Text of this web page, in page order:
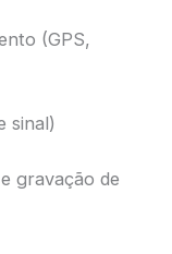
(GPS,
sinal)
gravação de